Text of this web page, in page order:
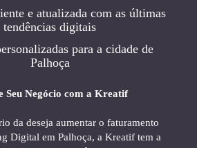
e atualizada com as últimas
tendências digitais
para a cidade de
Palhoça
Seu Negócio com a Kreatif
da deseja aumentar o faturamento
Digital em Palhoça, a Kreatif tem a